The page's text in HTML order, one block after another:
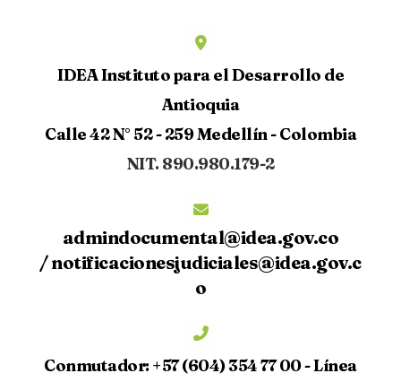
IDEA Instituto para el Desarrollo de
Antioquia
Calle 42 N° 52 - 259 Medellín - Colombia
NIT. 890.980.179-2
admindocumental@idea.gov.co
/notificacionesjudiciales@idea.gov.c
o
Conmutador: +57 (604) 354 77 00 -Línea